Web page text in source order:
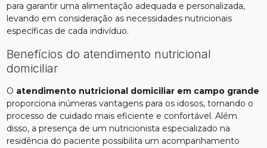
para garantir uma alimentação adequada e personalizada,
levando em consideração as necessidades nutricionais
específicas de cada indivíduo.
Benefícios do atendimento nutricional
domiciliar
O atendimento nutricional domiciliar em campo grande
proporciona inúmeras vantagens para os idosos, tornando o
processo de cuidado mais eficiente e confortável. Além
disso, a presença de um nutricionista especializado na
residência do paciente possibilita um acompanhamento